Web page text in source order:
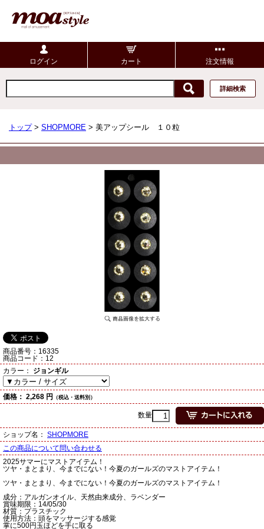
ログイン カート 注文情報
詳細検索
トップ> SHOPMORE > 美アップシール １０粒
商品番号： 16335
商品コード： 12
カラー：
ジョンギル
価格： 2,268 円 （税込・送料別）
数量
ショップ名： SHOPMORE
この商品について問い合わせる
2025サマーにマストアイテム！
ツヤ・まとまり、今までにない！今夏のガールズのマストアイテム！
ツヤ・まとまり、今までにない！今夏のガールズのマストアイテム！
成分：アルガンオイル、天然由来成分、ラベンダー
賞味期限：14/05/30
材質：プラスチック
使用方法：頭をマッサージする感覚
掌に500円玉ほどを手に取る